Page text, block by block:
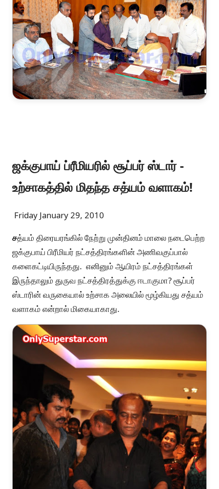
ஜக்குபாய் ப்ரீமியரில் சூப்பர் ஸ்டார் -
உற்சாகத்தில் மிதந்த சத்யம் வளாகம்!
Friday January 29, 2010
சத்யம் திரையரங்கில் நேற்று முன்தினம் மாலை நடைபெற்ற
ஜக்குபாய் பிரீமியர் நட்சத்திரங்களின் அணிவகுப்பால்
களைகட்டியிருந்தது. எனினும் ஆயிரம் நட்சத்திரங்கள்
இருந்தாலும் துருவ நட்சத்திரத்துக்கு ஈடாகுமா? சூப்பர்
ஸ்டாரின் வருகையால் உற்சாக அலையில் மூழ்கியது சத்யம்
வளாகம் என்றால் மிகையாகாது.